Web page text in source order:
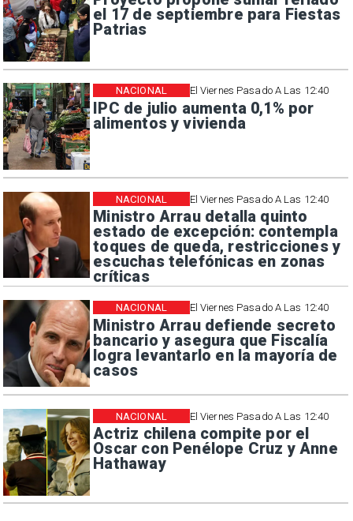
el 17 de septiembre para Fiestas
Patrias
El Viernes Pasado A Las 12:40
IPC de julio aumenta 0,1% por
alimentos y vivienda
NACIONAL
El Viernes Pasado A Las 12:40
Ministro Arrau detalla quinto
estado de excepción: contempla
toques de queda, restricciones y
escuchas telefónicas en zonas
críticas
NACIONAL
El Viernes Pasado A Las 12:40
Ministro Arrau defiende secreto
bancario y asegura que Fiscalía
logra levantarlo en la mayoría de
casos
NACIONAL
El Viernes Pasado A Las 12:40
Actriz chilena compite por el
Oscar con Penélope Cruz y Anne
Hathaway
NACIONAL